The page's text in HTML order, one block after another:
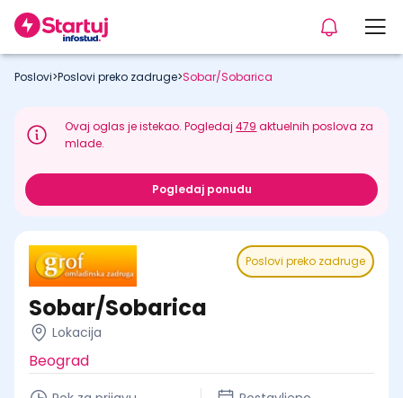
Poslovi>Poslovi preko zadruge>Sobar/Sobarica
Ovaj oglas je istekao. Pogledaj479 aktuelnih poslova za
mlade.
Pogledaj ponudu
Poslovi preko zadruge
Sobar/Sobarica
Lokacija
Beograd